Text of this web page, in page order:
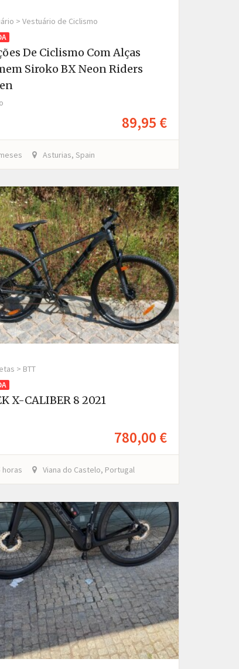
> Vestuário de Ciclismo
De Ciclismo Com Alças
Siroko BX Neon Riders
89,95 €
Asturias, Spain
> BTT
X-CALIBER 8 2021
780,00 €
horas Viana do Castelo, Portugal